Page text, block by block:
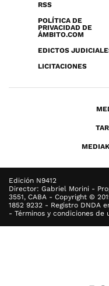
RSS
POLÍTICA DE
PRIVACIDAD DE
ÁMBITO.COM
EDICTOS
LICITACIONES
Edición N9412
Director: Gabriel Morini -
3551, CABA - Copyright ©
1852 9232 - Registro DNDA
- Términos y condiciones de